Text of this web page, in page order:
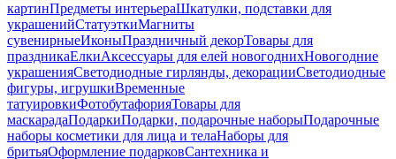
картинПредметы интерьераШкатулки, подставки для
украшенийСтатуэткиМагниты
сувенирныеИконыПраздничный декорТовары для
праздникаЕлкиАксессуары для елей новогоднихНовогодние
украшенияСветодиодные гирлянды, декорацииСветодиодные
фигуры, игрушкиВременные
татуировкиФотобутафорияТовары для
маскарадаПодаркиПодарки, подарочные наборыПодарочные
наборы косметики для лица и телаНаборы для
бритьяОформление подарковСантехника и